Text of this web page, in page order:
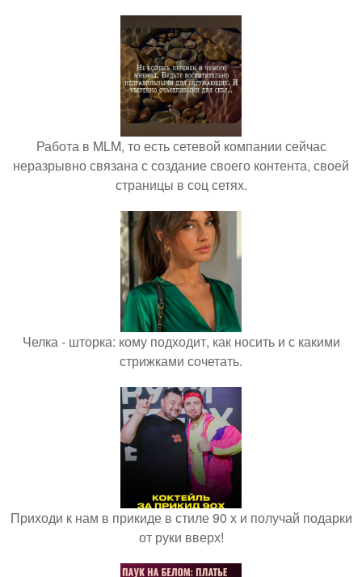
Работа в MLM, то есть сетевой компании сейчас
неразрывно связана с создание своего контента, своей
страницы в соц сетях.
Челка - шторка: кому подходит, как носить и с какими
стрижками сочетать.
Приходи к нам в прикиде в стиле 90 х и получай подарки
от руки вверх!